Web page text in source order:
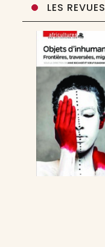
LES REVUES